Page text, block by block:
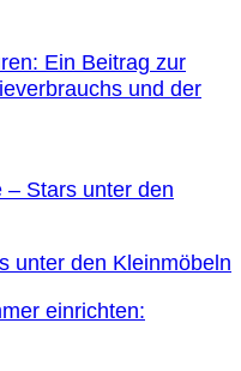
Ein Beitrag zur
und der
unter den Kleinmöbeln